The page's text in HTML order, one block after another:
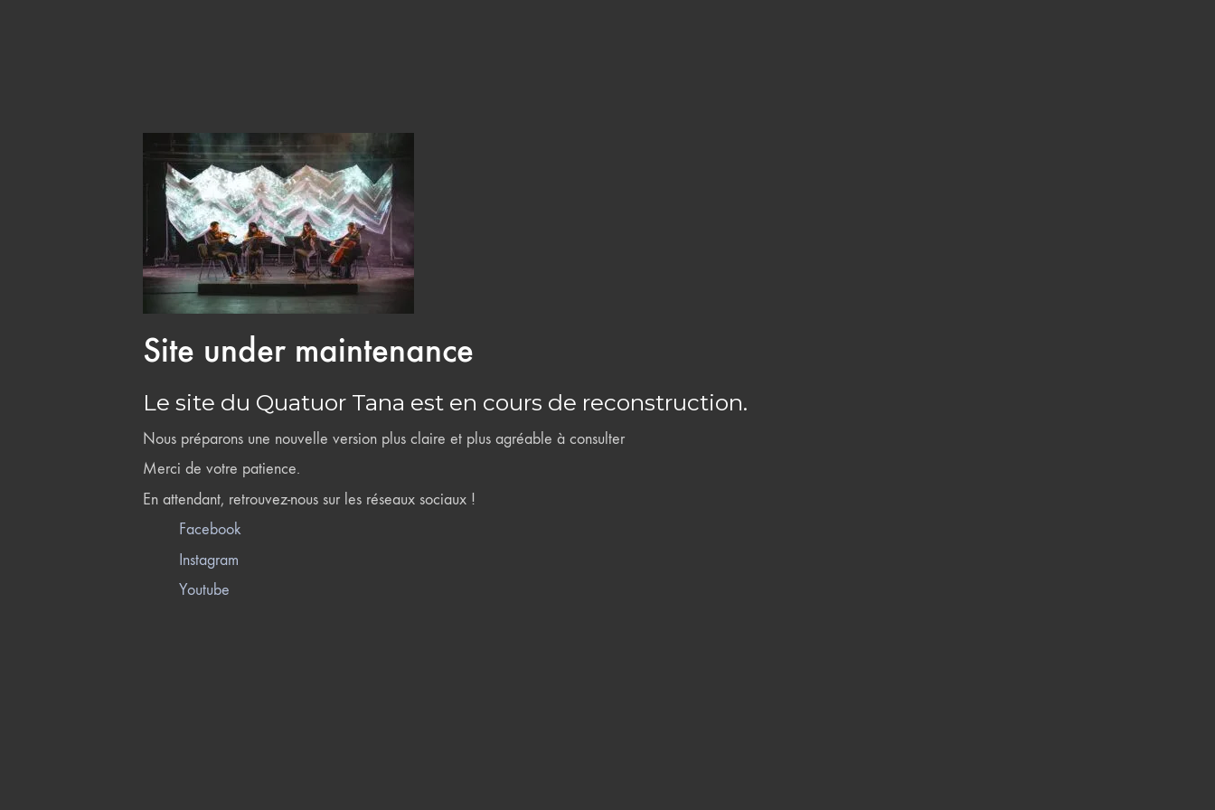
Site under maintenance
Le site du Quatuor Tana est en cours de reconstruction.
Nous préparons une nouvelle version plus claire et plus agréable à consulter
Merci de votre patience.
En attendant, retrouvez-nous sur les réseaux sociaux !
Facebook
Instagram
Youtube